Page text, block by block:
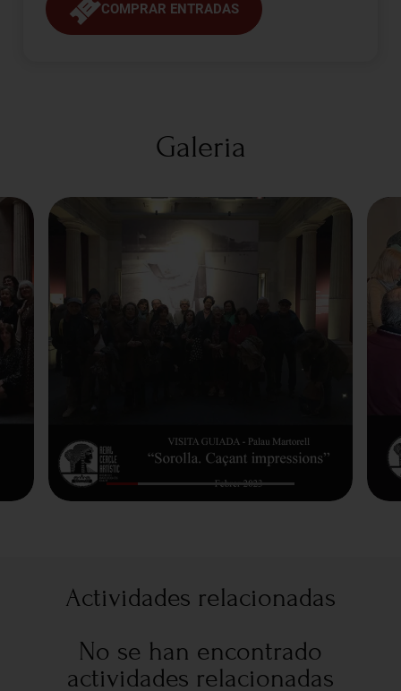
COMPRAR ENTRADAS
Galeria
Actividades relacionadas
No se han encontrado
actividades relacionadas